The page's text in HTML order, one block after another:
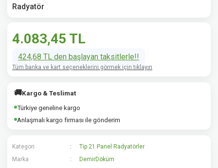
Radyatör
4.083,45 TL
424,68 TL den başlayan taksitlerle!!
Tüm banka ve kart seçeneklerini görmek için tıklayın
🚚Kargo & Teslimat
Türkiye geneline kargo
Anlaşmalı kargo firması ile gönderim
Kategori
Tip 21 Panel Radyatörler
Marka
DemirDöküm